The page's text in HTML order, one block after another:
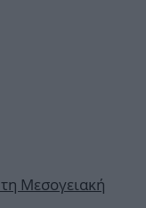
Μεσογειακή